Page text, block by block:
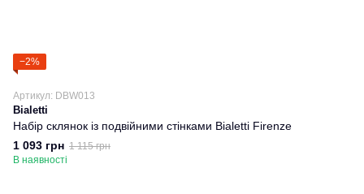
−2%
Артикул: DBW013
Bialetti
Набір склянок із подвійними стінками Bialetti Firenze
1 093 грн 1 115 грн
В наявності